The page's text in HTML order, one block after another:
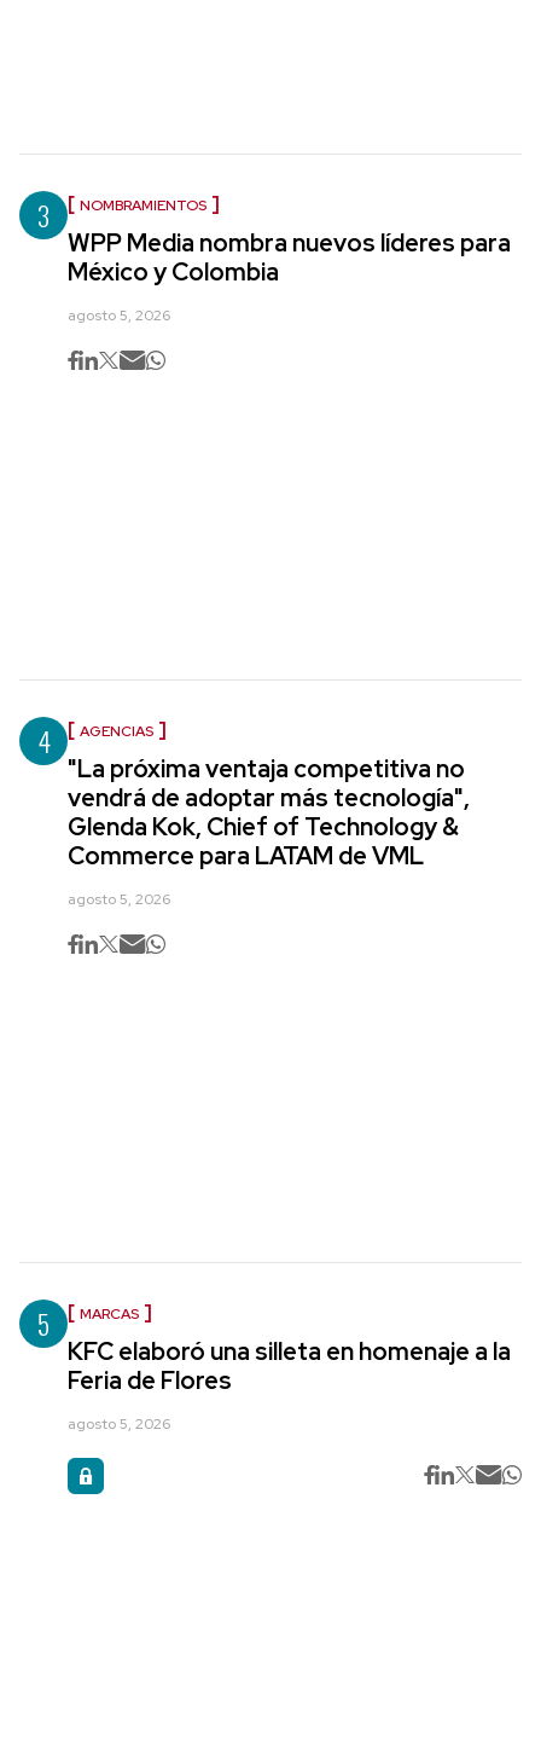
3 NOMBRAMIENTOS
WPP Media nombra nuevos líderes para
México y Colombia
agosto 5, 2026
4 AGENCIAS
"La próxima ventaja competitiva no
vendrá de adoptar más tecnología",
Glenda Kok, Chief of Technology &
Commerce para LATAM de VML
agosto 5, 2026
5 MARCAS
KFC elaboró una silleta en homenaje a la
Feria de Flores
agosto 5, 2026